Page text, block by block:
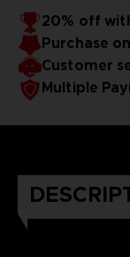
20% off
Purchase
Customer
Multiple